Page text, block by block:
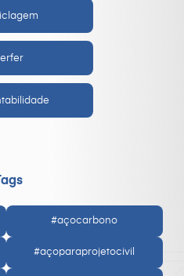
Tags
#açocarbono
#açoparaprojetocivil